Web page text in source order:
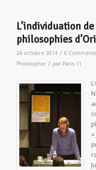
L’individuation
philosophies
24 octobre 2014 / 0
Philosophie / par Paris 11